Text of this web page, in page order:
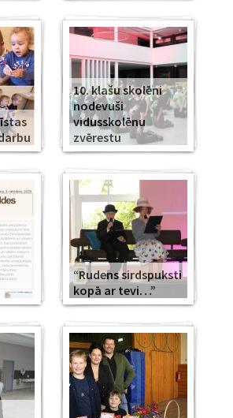
10. klašu skolēni
nodevuši
vidusskolēnu
zvērestu
“Rudens sirdspuksti
kopā ar tevi…”